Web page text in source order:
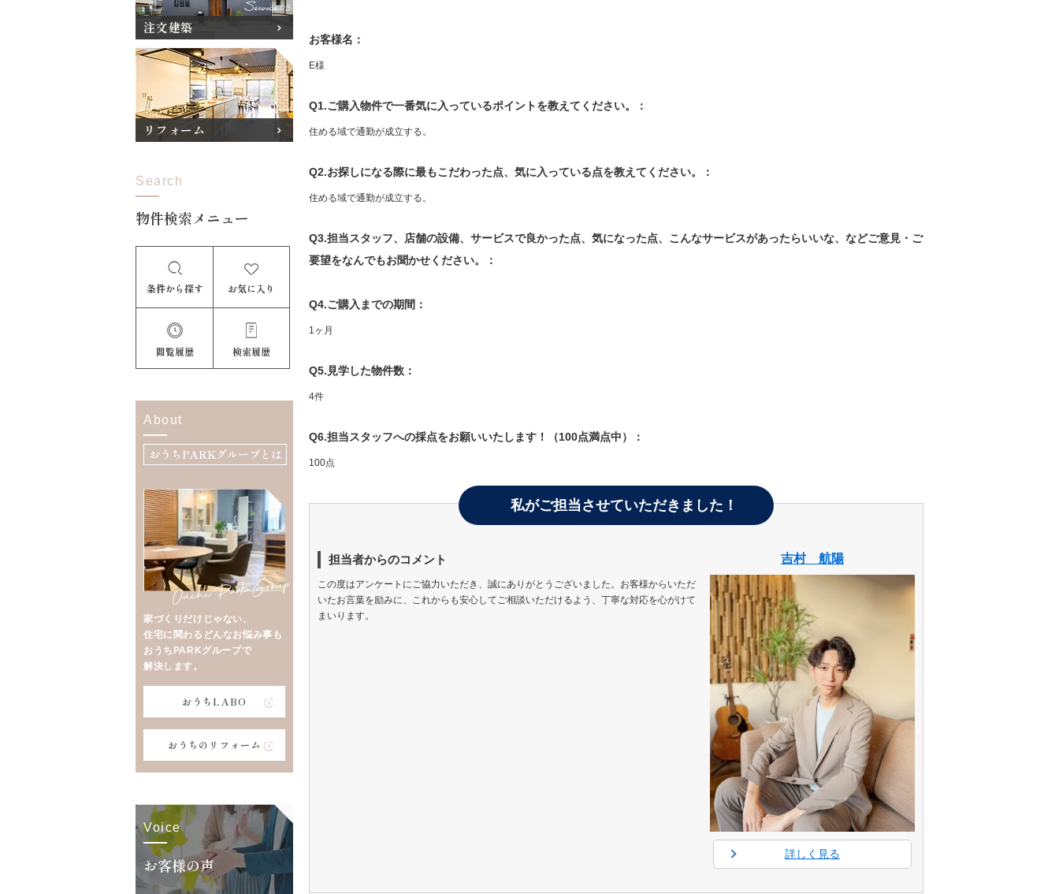
お客様名：
E様
Q1.ご購入物件で一番気に入っているポイントを教えてください。：
住める域で通勤が成立する。
Q2.お探しになる際に最もこだわった点、気に入っている点を教えてください。：
住める域で通勤が成立する。
Q3.担当スタッフ、店舗の設備、サービスで良かった点、気になった点、こんなサービスがあったらいいな、などご意見・ご
要望をなんでもお聞かせください。：
Q4.ご購入までの期間：
1ヶ月
Q5.見学した物件数：
4件
Q6.担当スタッフへの採点をお願いいたします！（100点満点中）：
100点
私がご担当させていただきました！
担当者からのコメント
この度はアンケートにご協力いただき、誠にありがとうございました。お客様からいただ
いたお言葉を励みに、これからも安心してご相談いただけるよう、丁寧な対応を心がけて
まいります。
吉村 航陽
詳しく見る
注文建築
リフォーム
Search
物件検索メニュー
条件から探す お気に入り
閲覧履歴 検索履歴
About
おうちPARKグループとは
家づくりだけじゃない、
住宅に関わるどんなお悩み事も
おうちPARKグループで
解決します。
おうちLABO
おうちのリフォーム
Voice
お客様の声